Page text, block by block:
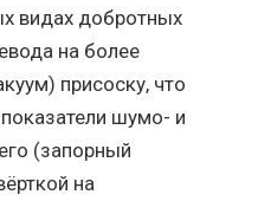
видах добротных
на более
присоску, что
шумо- и
(запорный
на